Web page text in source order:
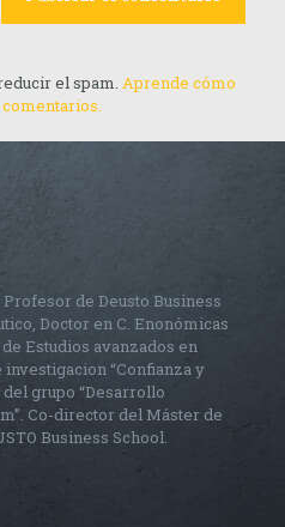
el spam. Aprende cómo
de Deusto Business
Doctor en C. Enonómicas
Estudios avanzados en
“Confianza y
grupo “Desarrollo
Co-director del Máster de
Business School.